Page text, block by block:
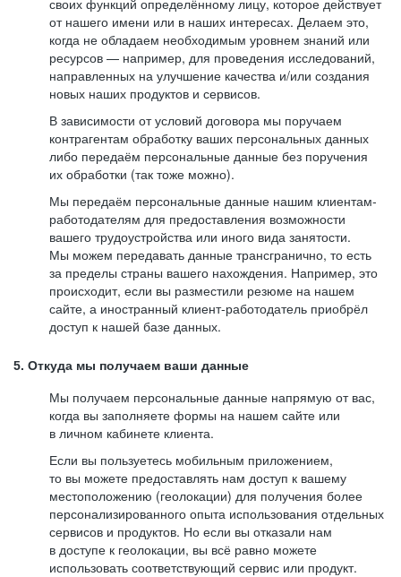
своих функций определённому лицу, которое действует
от нашего имени или в наших интересах. Делаем это,
когда не обладаем необходимым уровнем знаний или
ресурсов — например, для проведения исследований,
направленных на улучшение качества и/или создания
новых наших продуктов и сервисов.
В зависимости от условий договора мы поручаем
контрагентам обработку ваших персональных данных
либо передаём персональные данные без поручения
их обработки (так тоже можно).
Мы передаём персональные данные нашим клиентам-
работодателям для предоставления возможности
вашего трудоустройства или иного вида занятости.
Мы можем передавать данные трансгранично, то есть
за пределы страны вашего нахождения. Например, это
происходит, если вы разместили резюме на нашем
сайте, а иностранный клиент-работодатель приобрёл
доступ к нашей базе данных.
5. Откуда мы получаем ваши данные
Мы получаем персональные данные напрямую от вас,
когда вы заполняете формы на нашем сайте или
в личном кабинете клиента.
Если вы пользуетесь мобильным приложением,
то вы можете предоставлять нам доступ к вашему
местоположению (геолокации) для получения более
персонализированного опыта использования отдельных
сервисов и продуктов. Но если вы отказали нам
в доступе к геолокации, вы всё равно можете
использовать соответствующий сервис или продукт.